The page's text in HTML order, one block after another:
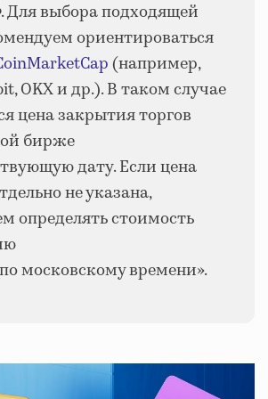
Для выбора подходящей
ориентироваться
(например,
OKX и др.). В таком случае
цена закрытия торгов
бирже
дату. Если цена
не указана,
определять стоимость
московскому времени».